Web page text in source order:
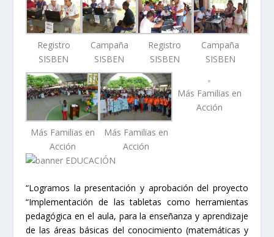
Registro
SISBEN
Campaña
SISBEN
Registro
SISBEN
Campaña
SISBEN
Más Familias en
Acción
Más Familias en
Acción
Más Familias en
Acción
“Logramos la presentación y aprobación del proyecto
“Implementación de las tabletas como herramientas
pedagógica en el aula, para la enseñanza y aprendizaje
de las áreas básicas del conocimiento (matemáticas y